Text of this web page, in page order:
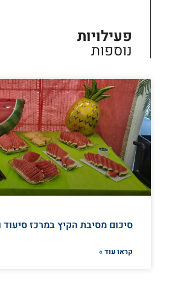
פעילויות
נוספות
סיכום מסיבת הקיץ במרכז סיעוד
קראו עוד »